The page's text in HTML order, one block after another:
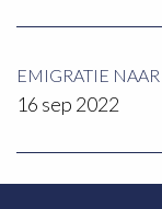
EMIGRATIE
16 sep 2022